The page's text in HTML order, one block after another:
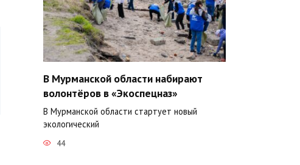
В Мурманской области набирают
волонтёров в «Экоспецназ»
В Мурманской области стартует новый
экологический
44